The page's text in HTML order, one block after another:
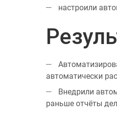
настроили
автоматически
Внедрили
раньше отчёты